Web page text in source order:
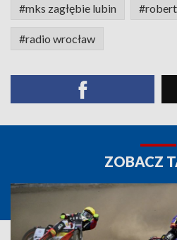
#mks zagłębie lubin
#radio wrocław
ZOBACZ